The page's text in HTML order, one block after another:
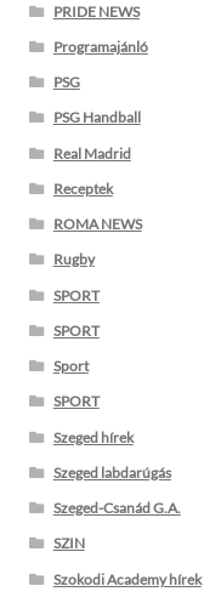
PRIDE NEWS
Programajánló
PSG
PSG Handball
Real Madrid
Receptek
ROMA NEWS
Rugby
SPORT
SPORT
Sport
SPORT
Szeged hírek
Szeged labdarúgás
Szeged-Csanád G.A.
SZIN
Szokodi Academy hírek